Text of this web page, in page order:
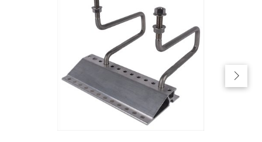
Anmelden
Passwort vergessen
Registrieranfrage für Login